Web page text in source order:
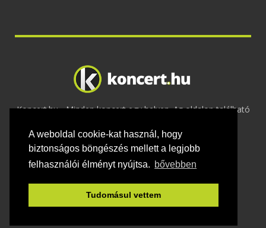
A weboldal cookie-kat használ, hogy
biztonságos böngészés mellett a legjobb
felhasználói élményt nyújtsa. bővebben
Tudomásul vettem
Koncert.hu - Minden koncert egy helyen. Az oldalon található
2020 Adatvédelem-ÁSZF-Felhasználási
feltételek-Webmaster- Kapcsolat és üzenet küldés